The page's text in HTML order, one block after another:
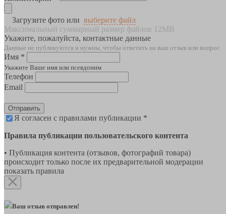
Загрузите фото или выберите файл
Максимальный суммарный размер файлов 12MB
Укажите, пожалуйста, контактные данные
Данные не публикуются и нужны, чтобы ответить на ваш отзыв или вопрос
Имя *
Укажите Ваше имя или псевдоним
Телефон
Email
Отправить
Я согласен с правилами публикации *
Правила публикации пользовательского контента
• Публикация контента (отзывов, фотографий товара)
происходит только после их предварительной модерации
показать правила
Ваш отзыв отправлен!